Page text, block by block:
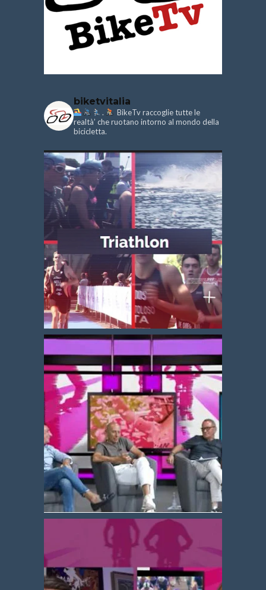
biketvitalia
.
BikeTv raccoglie tutte le
realtà’ che ruotano intorno al mondo della
bicicletta.